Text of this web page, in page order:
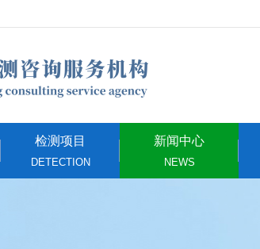
检测项目
DETECTION
新闻中心
NEWS